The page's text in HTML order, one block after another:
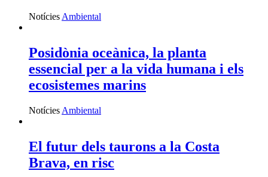
Notícies Ambiental
Posidònia oceànica, la planta
essencial per a la vida humana i els
ecosistemes marins
Notícies Ambiental
El futur dels taurons a la Costa
Brava, en risc